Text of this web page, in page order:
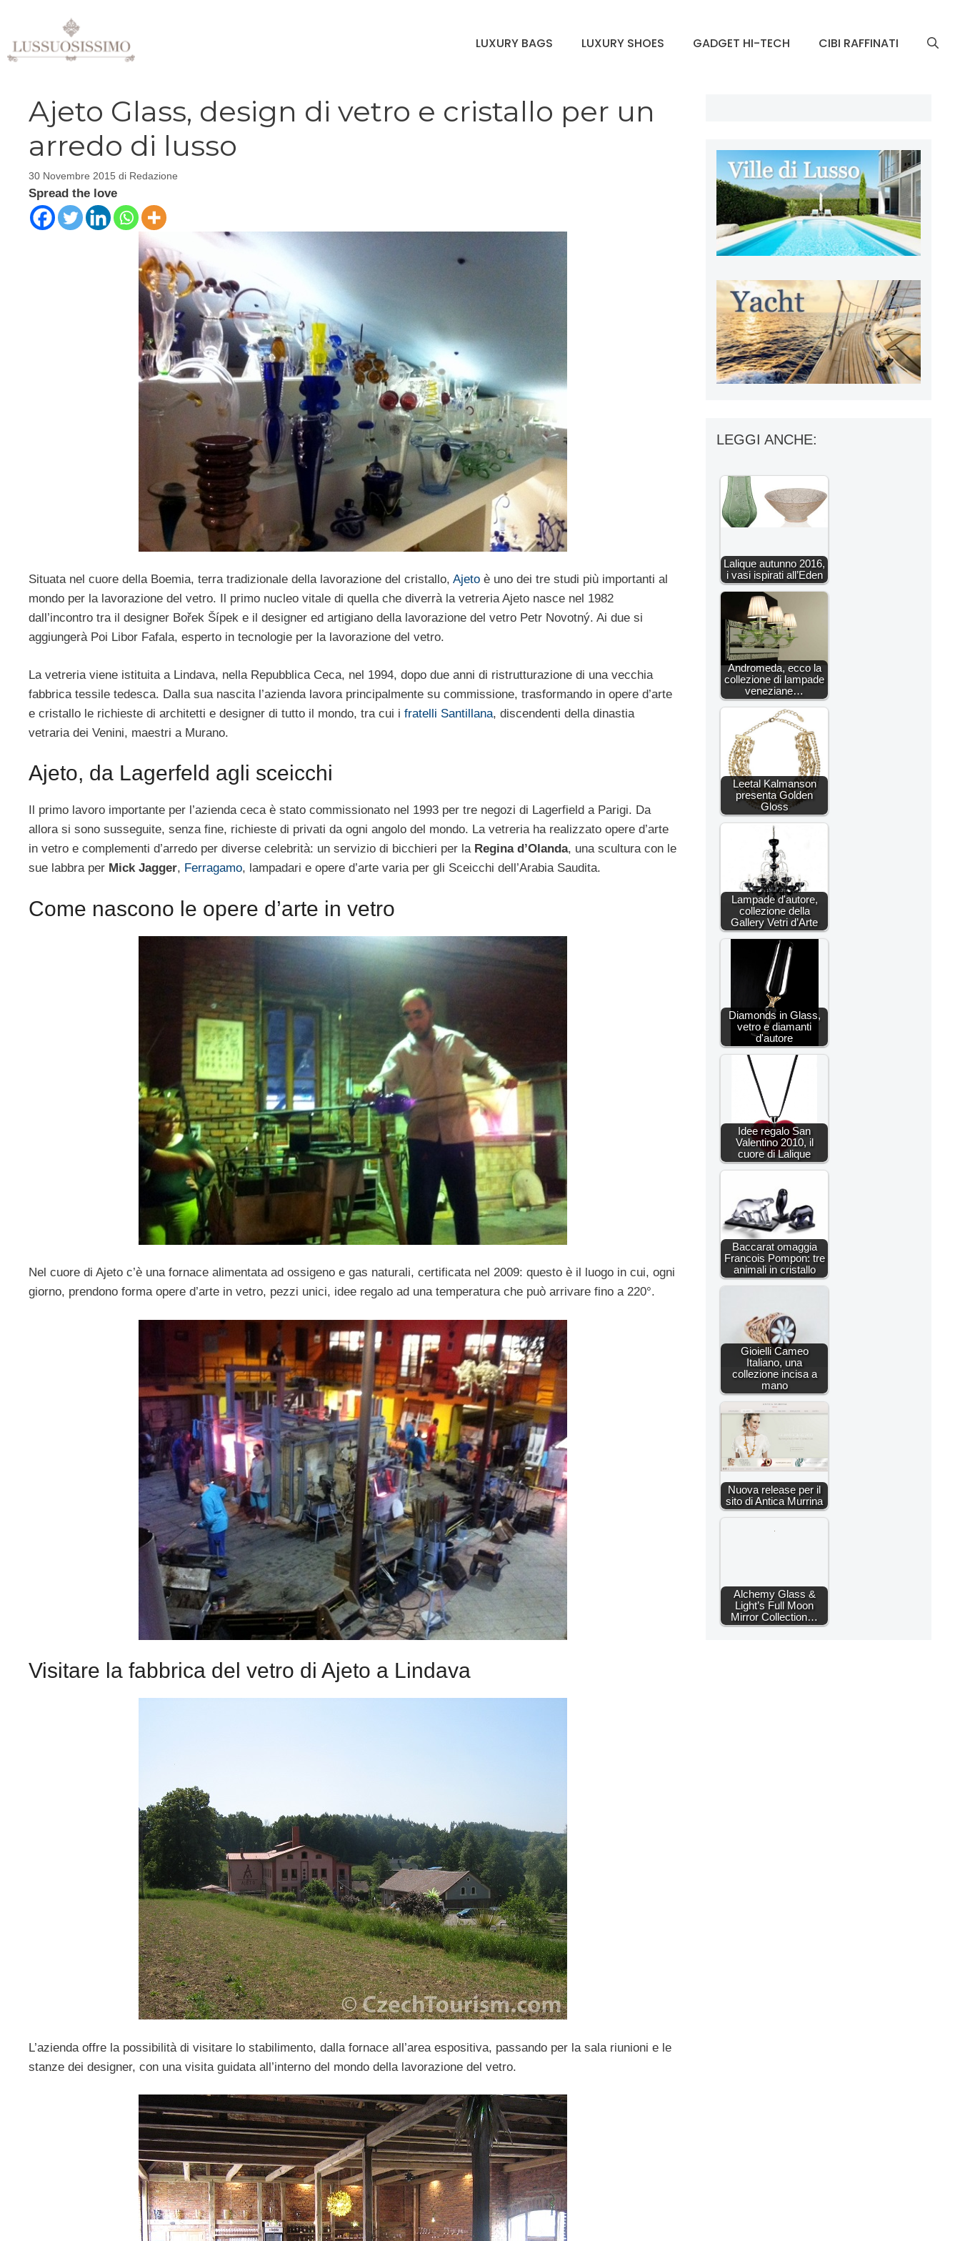
contenuto
LUXURY BAGS LUXURY SHOES GADGET HI-TECH CIBI RAFFINATI
Ajeto Glass, design di vetro e cristallo per un
arredo di lusso
30 Novembre 2015 di Redazione
Spread the love
Situata nel cuore della Boemia, terra tradizionale della lavorazione del cristallo, Ajeto è uno dei tre studi più importanti al
mondo per la lavorazione del vetro. Il primo nucleo vitale di quella che diverrà la vetreria Ajeto nasce nel 1982
dall’incontro tra il designer Bořek Šípek e il designer ed artigiano della lavorazione del vetro Petr Novotný. Ai due si
aggiungerà Poi Libor Fafala, esperto in tecnologie per la lavorazione del vetro.
La vetreria viene istituita a Lindava, nella Repubblica Ceca, nel 1994, dopo due anni di ristrutturazione di una vecchia
fabbrica tessile tedesca. Dalla sua nascita l’azienda lavora principalmente su commissione, trasformando in opere d’arte
e cristallo le richieste di architetti e designer di tutto il mondo, tra cui i fratelli Santillana, discendenti della dinastia
vetraria dei Venini, maestri a Murano.
Ajeto, da Lagerfeld agli sceicchi
Il primo lavoro importante per l’azienda ceca è stato commissionato nel 1993 per tre negozi di Lagerfield a Parigi. Da
allora si sono susseguite, senza fine, richieste di privati da ogni angolo del mondo. La vetreria ha realizzato opere d’arte
in vetro e complementi d’arredo per diverse celebrità: un servizio di bicchieri per la Regina d’Olanda, una scultura con le
sue labbra per Mick Jagger, Ferragamo, lampadari e opere d’arte varia per gli Sceicchi dell’Arabia Saudita.
Come nascono le opere d’arte in vetro
Nel cuore di Ajeto c’è una fornace alimentata ad ossigeno e gas naturali, certificata nel 2009: questo è il luogo in cui, ogni
giorno, prendono forma opere d’arte in vetro, pezzi unici, idee regalo ad una temperatura che può arrivare fino a 220°.
Visitare la fabbrica del vetro di Ajeto a Lindava
L’azienda offre la possibilità di visitare lo stabilimento, dalla fornace all’area espositiva, passando per la sala riunioni e le
stanze dei designer, con una visita guidata all’interno del mondo della lavorazione del vetro.
LEGGI ANCHE:
Lalique autunno 2016,
i vasi ispirati all’Eden
Andromeda, ecco la
collezione di lampade
veneziane…
Leetal Kalmanson
presenta Golden
Gloss
Lampade d'autore,
collezione della
Gallery Vetri d’Arte
Diamonds in Glass,
vetro e diamanti
d'autore
Idee regalo San
Valentino 2010, il
cuore di Lalique
Baccarat omaggia
Francois Pompon: tre
animali in cristallo
Gioielli Cameo
Italiano, una
collezione incisa a
mano
Nuova release per il
sito di Antica Murrina
Alchemy Glass &
Light’s Full Moon
Mirror Collection…